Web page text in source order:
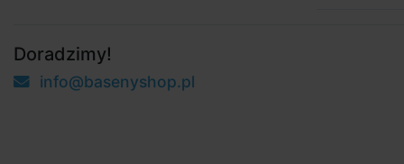
Doradzimy!
info@basenyshop.pl